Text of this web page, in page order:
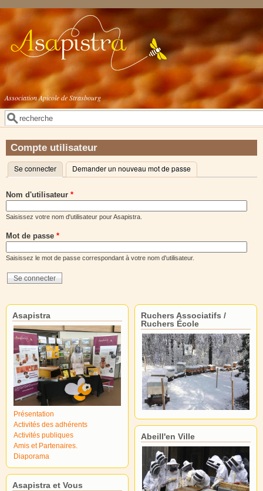
Aller au contenu principal
Association Apicole de Strasbourg
Formulaire de recherche
Rechercher
Compte utilisateur
Onglets principaux
Se connecter (onglet actif)
Demander un nouveau mot de passe
Nom d'utilisateur *
Saisissez votre nom d'utilisateur pour Asapistra.
Mot de passe *
Saisissez le mot de passe correspondant à votre nom d'utilisateur.
Asapistra
Présentation
Activités des adhérents
Activités publiques
Amis et Partenaires.
Diaporama
Asapistra et Vous
Ruchers Associatifs /
Ruchers École
Abeill'en Ville